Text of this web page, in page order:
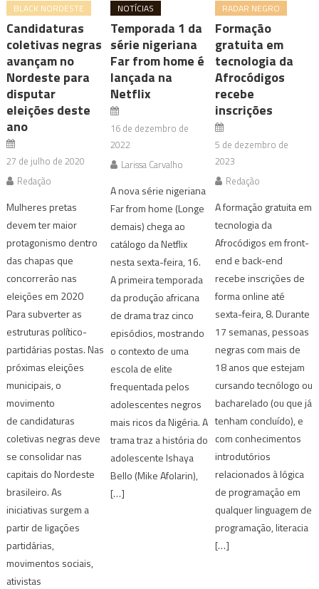
BLACK NORDESTE
Candidaturas
coletivas negras
avançam no
Nordeste para
disputar
eleições deste
ano
27 de julho de 2020
Redação
Mulheres pretas
devem ter maior
protagonismo dentro
das chapas que
concorrerão nas
eleições em 2020
Para subverter as
estruturas político-
partidárias postas. Nas
próximas eleições
municipais, o
movimento
de candidaturas
coletivas negras deve
se consolidar nas
capitais do Nordeste
brasileiro. As
iniciativas surgem a
partir de ligações
partidárias,
movimentos sociais,
ativistas
NOTÍCIAS
Temporada 1 da
série nigeriana
Far from home é
lançada na
Netflix
16 de dezembro de
2022
Larissa Carvalho
A nova série nigeriana
Far from home (Longe
demais) chega ao
catálogo da Netflix
nesta sexta-feira, 16.
A primeira temporada
da produção africana
de drama traz cinco
episódios, mostrando
o contexto de uma
escola de elite
frequentada pelos
adolescentes negros
mais ricos da Nigéria. A
trama traz a história do
adolescente Ishaya
Bello (Mike Afolarin),
[…]
RADAR NEGRO
Formação
gratuita em
tecnologia da
Afrocódigos
recebe
inscrições
5 de dezembro de
2023
Redação
A formação gratuita em
tecnologia da
Afrocódigos em front-
end e back-end
recebe inscrições de
forma online até
sexta-feira, 8. Durante
17 semanas, pessoas
negras com mais de
18 anos que estejam
cursando tecnólogo ou
bacharelado (ou que já
tenham concluído), e
com conhecimentos
introdutórios
relacionados à lógica
de programação em
qualquer linguagem de
programação, literacia
[…]